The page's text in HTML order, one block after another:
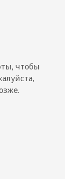
чтобы